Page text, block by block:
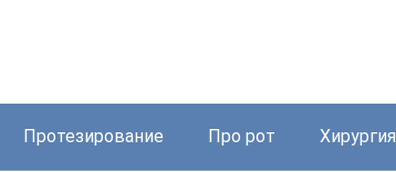
Протезирование Про рот Хирургия